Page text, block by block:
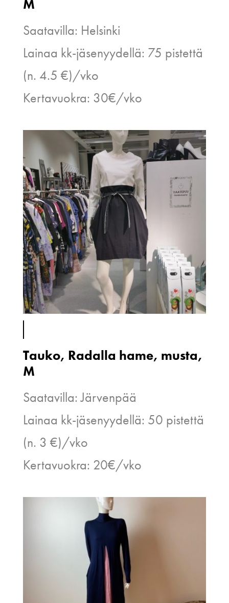
M
Saatavilla: Helsinki
Lainaa kk-jäsenyydellä: 75 pistettä
(n. 4.5 €)/vko
Kertavuokra: 30€/vko
Tauko, Radalla hame, musta,
M
Saatavilla: Järvenpää
Lainaa kk-jäsenyydellä: 50 pistettä
(n. 3 €)/vko
Kertavuokra: 20€/vko